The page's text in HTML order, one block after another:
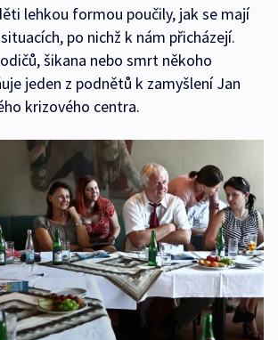
lehkou formou poučily, jak se mají
po nichž k nám přicházejí.
šikana nebo smrt někoho
jeden z podnětů k zamyšlení Jan
krizového centra.